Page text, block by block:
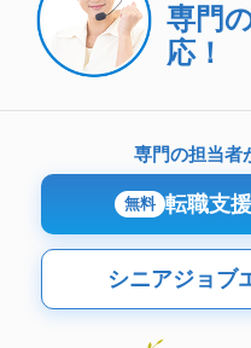
専門
応！
専門の担当者
無料 転職支
シニアジョブ